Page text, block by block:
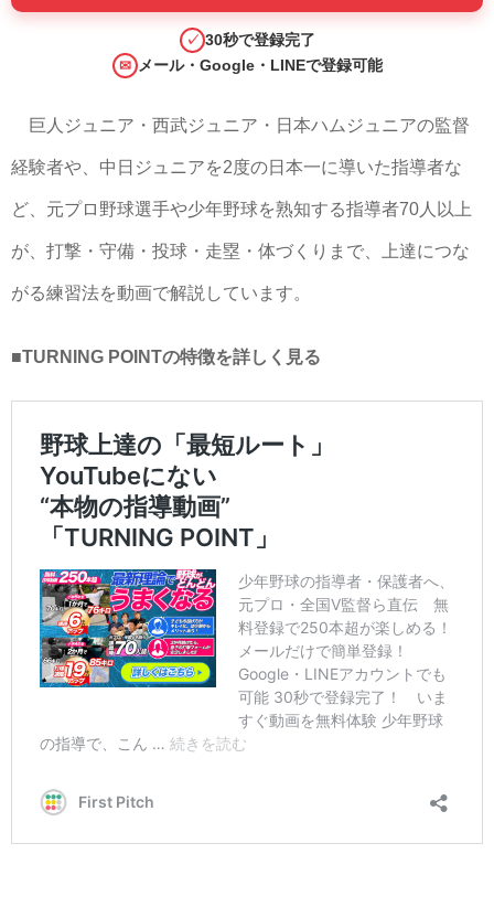
✓ 30秒で登録完了
✉ メール・Google・LINEで登録可能
巨人ジュニア・西武ジュニア・日本ハムジュニアの監督
経験者や、中日ジュニアを2度の日本一に導いた指導者な
ど、元プロ野球選手や少年野球を熟知する指導者70人以上
が、打撃・守備・投球・走塁・体づくりまで、上達につな
がる練習法を動画で解説しています。
■TURNING POINTの特徴を詳しく見る